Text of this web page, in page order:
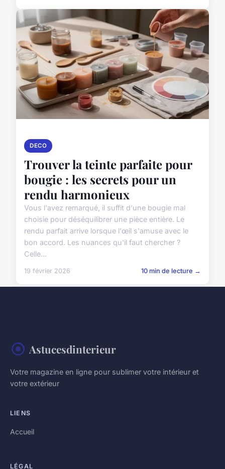
DECO
Trouver la teinte parfaite pour
bougie : les secrets pour un
rendu harmonieux
Vous l'avez remarqué, il suffit d'une bougie mal
choisie pour déséquilibrer une pièce entière. Le
rendu parfait arrive lorsque l'œil s'amuse avec le
bon accord. Les nuances qu'il faut chercher ?
Celle...
19 février 2026 10 min de lecture →
Astucesdinterieur
Votre magazine en ligne pour sublimer votre intérieur et
votre extérieur
LIENS
Accueil
LÉGAL